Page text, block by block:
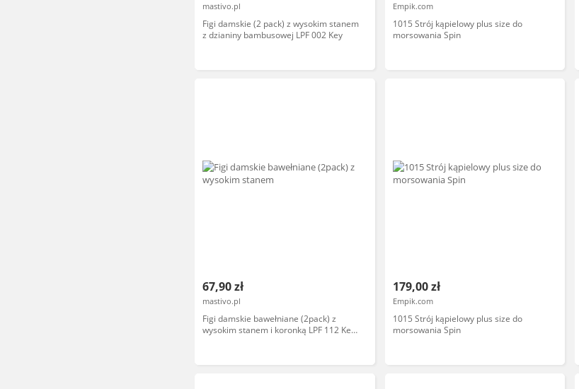
mastivo.pl
Figi damskie (2 pack) z wysokim stanem
z dzianiny bambusowej LPF 002 Key
Empik.com
1015 Strój kąpielowy plus size do
morsowania Spin
67,90 zł
mastivo.pl
Figi damskie bawełniane (2pack) z
wysokim stanem i koronką LPF 112 Key
179,00 zł
Empik.com
1015 Strój kąpielowy plus size do
morsowania Spin